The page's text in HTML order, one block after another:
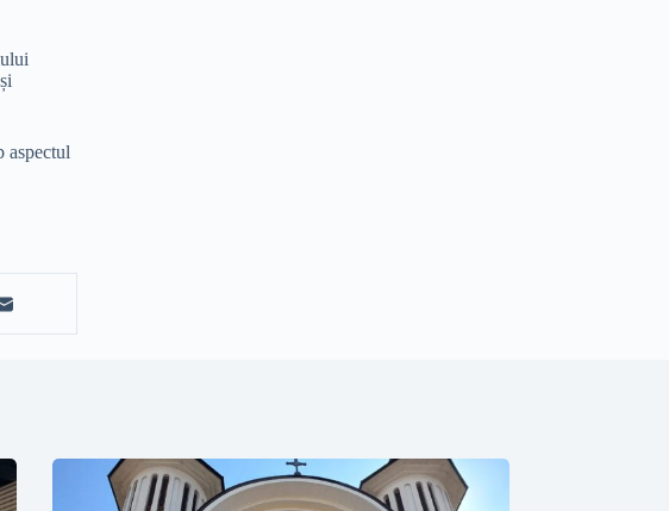
aspectul